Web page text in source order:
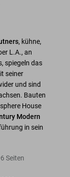
, kühne,
L.A., an
spiegeln das
seiner
und sind
Bauten
House
Modern
in sein
Seiten